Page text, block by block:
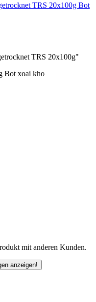
TRS 20x100g Bot
TRS 20x100g"
Bot xoai kho
mit anderen Kunden.
anzeigen!